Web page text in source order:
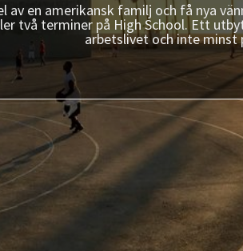
av en amerikansk familj och få nya
två terminer på High School. Ett
arbetslivet och inte minst